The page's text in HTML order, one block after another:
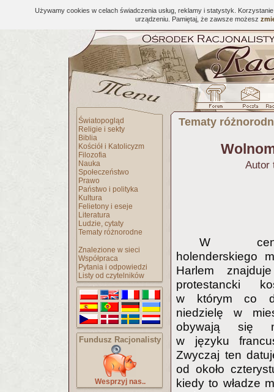
Używamy cookies w celach świadczenia usług, reklamy i statystyk.
urządzeniu. Pamiętaj, że zawsze możesz
Światopogląd
Religie i sekty
Biblia
Kościół i Katolicyzm
Filozofia
Nauka
Społeczeństwo
Prawo
Państwo i polityka
Kultura
Felietony i eseje
Literatura
Ludzie, cytaty
Tematy różnorodne
Znalezione w sieci
Współpraca
Pytania i odpowiedzi
Listy od czytelników
Fundusz Racjonalisty
Wesprzyj nas..
Tematy
Autor
W
holenderskiego
Harlem
protestancki
w którym co
niedzielę w
obywają się
w języku
Zwyczaj ten
od około
kiedy to władze